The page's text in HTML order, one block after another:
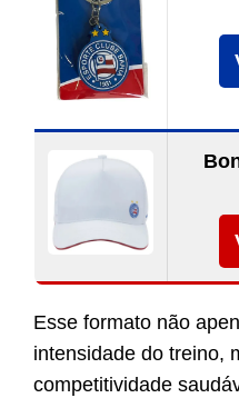
Esse formato não
intensidade do treino,
competitividade